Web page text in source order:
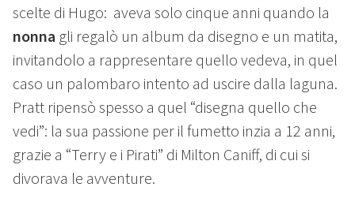
scelte di Hugo: aveva solo cinque anni quando la
nonna gli regalò un album da disegno e un matita,
invitandolo a rappresentare quello vedeva, in quel
caso un palombaro intento ad uscire dalla laguna.
Pratt ripensò spesso a quel “disegna quello che
vedi”: la sua passione per il fumetto inzia a 12 anni,
grazie a “Terry e i Pirati” di Milton Caniff, di cui si
divorava le avventure.